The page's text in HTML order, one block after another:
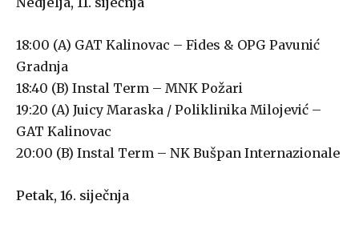
18:00 (A) GAT Kalinovac – Fides & OPG Pavunić
Gradnja
18:40 (B) Instal Term – MNK Požari
19:20 (A) Juicy Maraska / Poliklinika Milojević –
GAT Kalinovac
20:00 (B) Instal Term – NK Bušpan Internazionale
Petak, 16. siječnja